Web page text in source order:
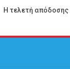
Η τελετή